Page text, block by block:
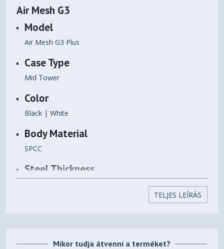
ventilátorok(12CM) száma
Processzorhűtő maximális
magassága
Videokártya maximális
hossza
Súly
Air Mesh G3
Model
Air Mesh G3 Plus
Case Type
Mid Tower
Color
Black | White
Body Material
SPCC
Steel Thickness
Case Dimensions
TELJES LEÍRÁS
Mikor tudja átvenni a terméket?